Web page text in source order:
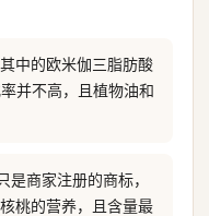
中的欧米伽三脂肪酸
并不高，且植物油和
是商家注册的商标，
桃的营养，且含量最